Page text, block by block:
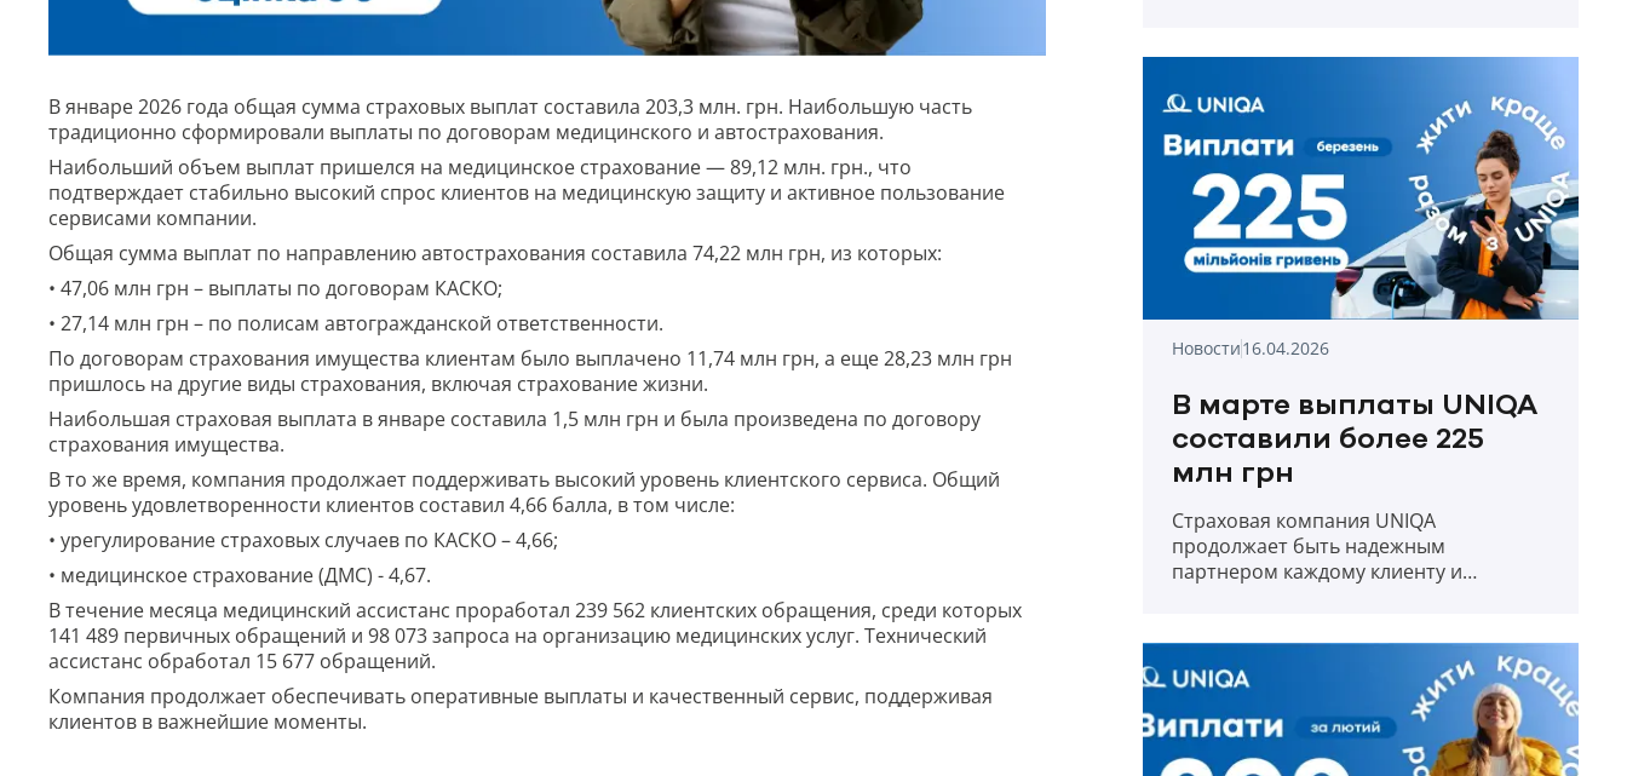
В январе 2026 года общая сумма страховых выплат составила 203,3 млн. грн. Наибольшую часть
традиционно сформировали выплаты по договорам медицинского и автострахования.
Наибольший объем выплат пришелся на медицинское страхование — 89,12 млн. грн., что
подтверждает стабильно высокий спрос клиентов на медицинскую защиту и активное пользование
сервисами компании.
Общая сумма выплат по направлению автострахования составила 74,22 млн грн, из которых:
• 47,06 млн грн – выплаты по договорам КАСКО;
• 27,14 млн грн – по полисам автогражданской ответственности.
По договорам страхования имущества клиентам было выплачено 11,74 млн грн, а еще 28,23 млн грн
пришлось на другие виды страхования, включая страхование жизни.
Наибольшая страховая выплата в январе составила 1,5 млн грн и была произведена по договору
страхования имущества.
В то же время, компания продолжает поддерживать высокий уровень клиентского сервиса. Общий
уровень удовлетворенности клиентов составил 4,66 балла, в том числе:
• урегулирование страховых случаев по КАСКО – 4,66;
• медицинское страхование (ДМС) - 4,67.
В течение месяца медицинский ассистанс проработал 239 562 клиентских обращения, среди которых
141 489 первичных обращений и 98 073 запроса на организацию медицинских услуг. Технический
ассистанс обработал 15 677 обращений.
Компания продолжает обеспечивать оперативные выплаты и качественный сервис, поддерживая
клиентов в важнейшие моменты.
Новости16.04.2026
В марте выплаты UNIQA
составили более 225
млн грн
Страховая компания UNIQA
продолжает быть надежным
партнером каждому клиенту и